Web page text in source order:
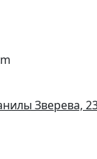
Зверева,